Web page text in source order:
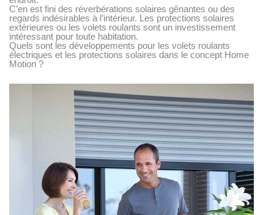
C’en est fini des réverbérations solaires gênantes ou des
regards indésirables à l’intérieur. Les protections solaires
extérieures ou les volets roulants sont un investissement
intéressant pour toute habitation.
Quels sont les développements pour les volets roulants
électriques et les protections solaires dans le concept Home
Motion ?